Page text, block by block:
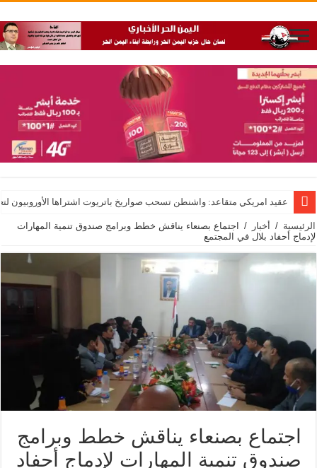
عقيد امريكي متقاعد: واشنطن تسحب صواريخ باتريوت اشتراها الأوروبيون
الرئيسية / أخبار /
اجتماع بصنعاء يناقش خطط وبرامج صندوق تنمية المهارات
لإدماج أحفاد بلال في المجتمع
اجتماع بصنعاء يناقش خطط وبرامج
صندوق تنمية المهارات لإدماج أحفاد